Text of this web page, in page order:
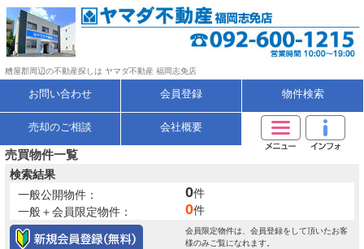
糟屋郡周辺の不動産探しは ヤマダ不動産 福岡志免店
お問い合わせ 会員登録 物件検索
売却のご相談 会社概要
売買物件一覧
検索結果
一般公開物件：
0件
一般＋会員限定物件：
0件
会員限定物件は、会員登録をして頂いたお客
様のみご覧になれます。